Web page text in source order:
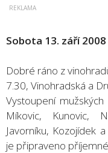
Sobota 13. září 2008
Dobré ráno z
7.30, Vinohradská a
Vystoupení
Míkovic, Kunovic,
Javorníku, Kozojídek
je připraveno